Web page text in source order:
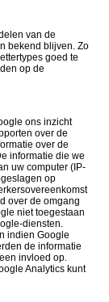
van de
bekend blijven. Zo
goed te
op de
ons inzicht
over de
over de
informatie die we
uw computer (IP-
op
over de omgang
niet toegestaan
diensten.
indien Google
de informatie
invloed op.
Analytics kunt